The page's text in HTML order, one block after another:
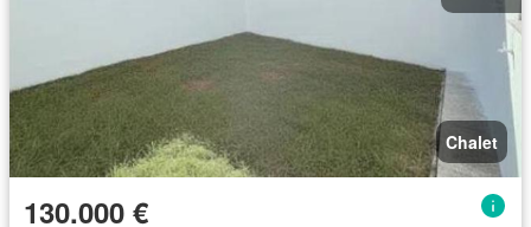
Chalet
130.000 €